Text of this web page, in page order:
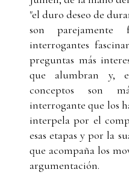
"el duro deseo de
son
interrogantes
preguntas más
que alumbran y,
conceptos son
interrogante que los
interpela por el
esas etapas y por la
que acompaña los
argumentación.